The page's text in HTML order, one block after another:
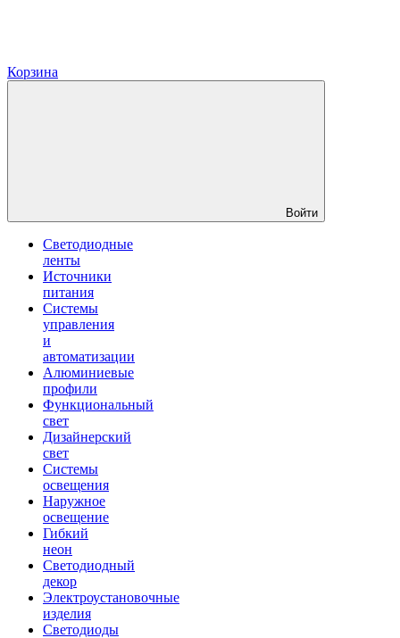
Корзина
Войти
Светодиодные
ленты
Источники
питания
Системы
управления
и
автоматизации
Алюминиевые
профили
Функциональный
свет
Дизайнерский
свет
Системы
освещения
Наружное
освещение
Гибкий
неон
Светодиодный
декор
Электроустановочные
изделия
Светодиоды